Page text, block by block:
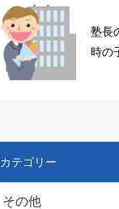
塾長
時の
カテゴリー
その他